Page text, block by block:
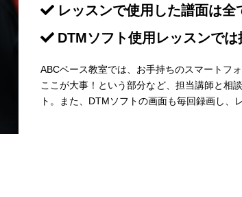
レッスンで使用した譜面は全
DTMソフト使用レッスンで
ABCベース教室では、お手持ちのスマートフ
ここが大事！という部分など、担当講師と相
ト。また、DTMソフトの画面も毎回録画し、